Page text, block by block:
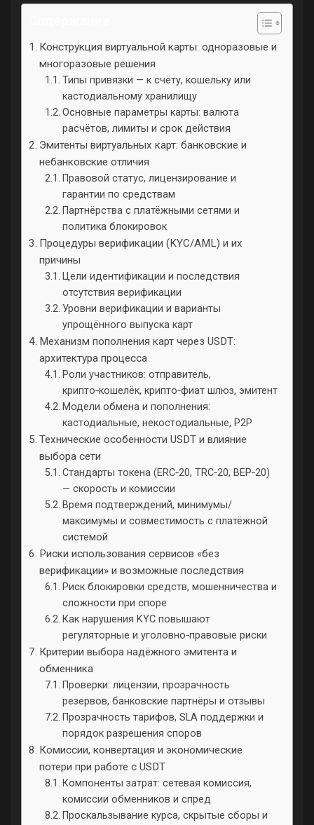
Конструкция виртуальной карты: одноразовые и
многоразовые решения
Типы привязки — к счёту, кошельку или
кастодиальному хранилищу
Основные параметры карты: валюта
расчётов, лимиты и срок действия
Эмитенты виртуальных карт: банковские и
небанковские отличия
Правовой статус, лицензирование и
гарантии по средствам
Партнёрства с платёжными сетями и
политика блокировок
Процедуры верификации (KYC/AML) и их
причины
Цели идентификации и последствия
отсутствия верификации
Уровни верификации и варианты
упрощённого выпуска карт
Механизм пополнения карт через USDT:
архитектура процесса
Роли участников: отправитель,
крипто‑кошелёк, крипто‑фиат шлюз, эмитент
Модели обмена и пополнения:
кастодиальные, некостодиальные, P2P
Технические особенности USDT и влияние
выбора сети
Стандарты токена (ERC‑20, TRC‑20, BEP‑20)
— скорость и комиссии
Время подтверждений, минимумы/
максимумы и совместимость с платёжной
системой
Риски использования сервисов «без
верификации» и возможные последствия
Риск блокировки средств, мошенничества и
сложности при споре
Как нарушения KYC повышают
регуляторные и уголовно‑правовые риски
Критерии выбора надёжного эмитента и
обменника
Проверки: лицензии, прозрачность
резервов, банковские партнёры и отзывы
Прозрачность тарифов, SLA поддержки и
порядок разрешения споров
Комиссии, конвертация и экономические
потери при работе с USDT
Компоненты затрат: сетевая комиссия,
комиссии обменников и спред
Проскальзывание курса, скрытые сборы и